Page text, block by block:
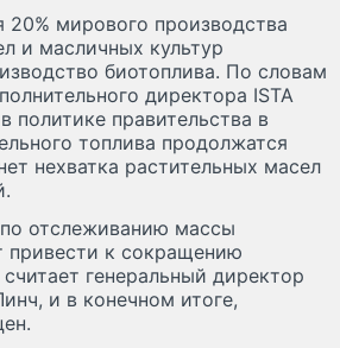
мирового производства
и масличных культур
биотоплива. По словам
директора ISTA
политике правительства в
топлива продолжатся
нехватка растительных масел
отслеживанию массы
привести к сокращению
генеральный директор
и в конечном итоге,